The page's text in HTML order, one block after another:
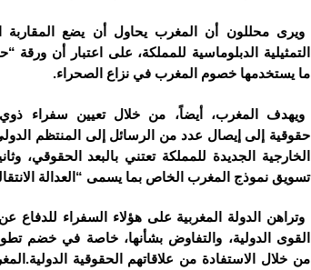
ويرى محللون أن المغرب يحاول أن يضع
التمثيلية الدبلوماسية للمملكة، على اعتبار أن ورقة
ما يستخدمها خصوم المغرب في نزاع الصحراء.
ويهدف المغرب، أيضاً، من خلال تعيين سفراء
حقوقية إلى إيصال عدد من الرسائل إلى المنتظم
الخارجية الجديدة للمملكة تعتني بالبعد الحقوقي،
تسويق نموذج المغرب الخاص بما يسمى “العدالة
وتراهن الدولة المغربية على هؤلاء السفراء للدفاع
القوى الدولية، والتفاوض بشأنها، خاصة في خضم
من خلال الاستفادة من علاقاتهم الحقوقية